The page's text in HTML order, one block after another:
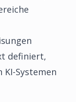
definiert,
KI-Systemen